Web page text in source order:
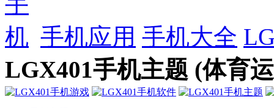
手机应用 手机大全
LGX401手机主题 (体育